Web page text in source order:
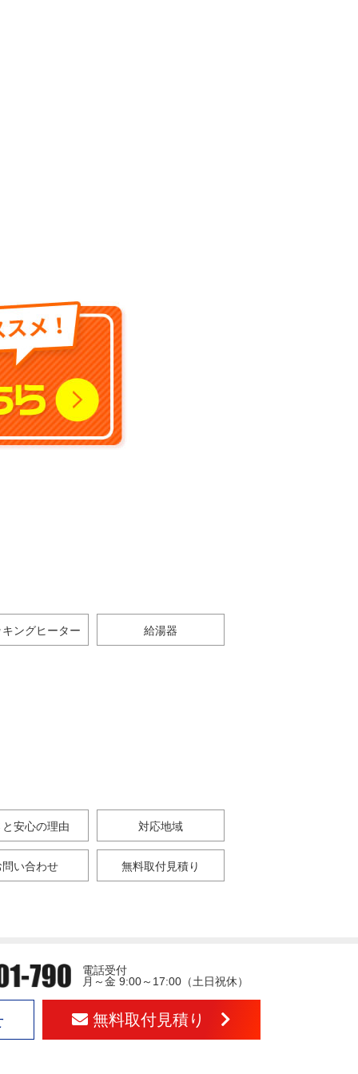
キングヒーター 給湯器
安心の理由 対応地域
問い合わせ 無料取付見積り
電話受付
月～金 9:00～17:00（土日祝休）
無料取付見積り